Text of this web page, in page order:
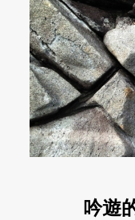
吟遊